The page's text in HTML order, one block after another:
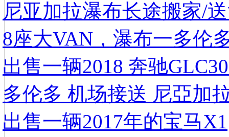
尼亚加拉瀑布长途搬家/
8座大VAN，瀑布一多伦
出售一辆2018 奔驰
多伦多 机场接送 尼亞加
出售一辆2017年的宝马X1